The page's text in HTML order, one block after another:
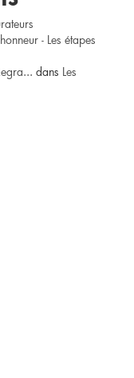
- Les étapes
dans Les